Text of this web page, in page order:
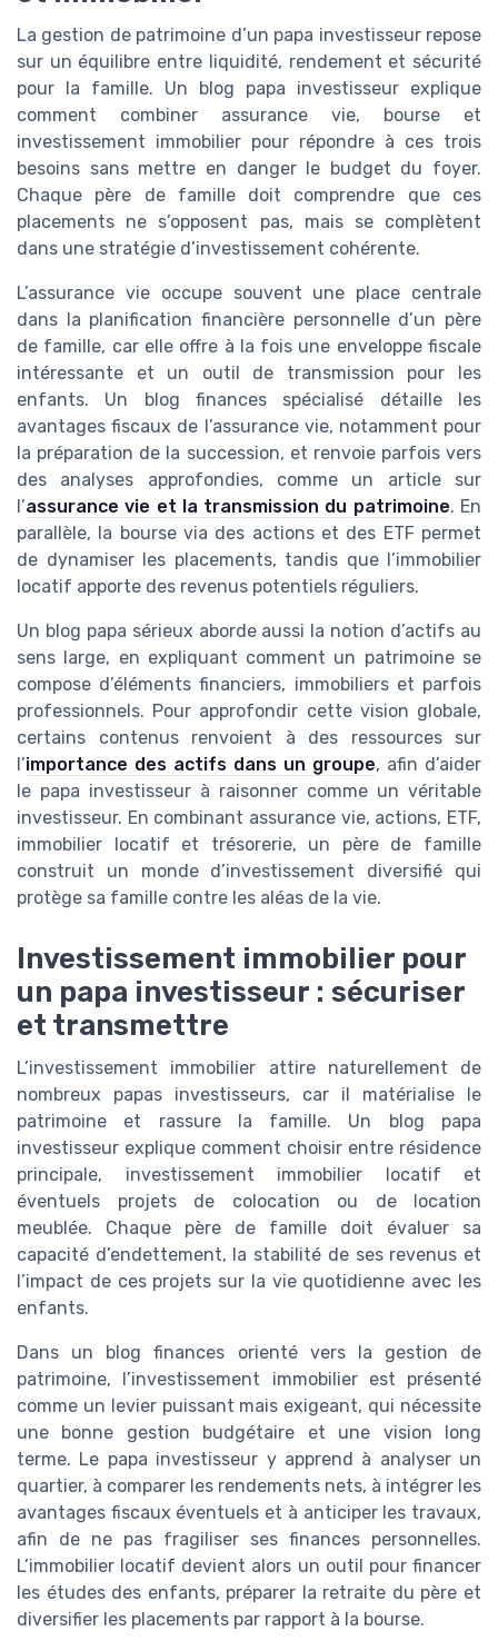
La gestion de patrimoine d’un papa investisseur repose
sur un équilibre entre liquidité, rendement et sécurité
pour la famille. Un blog papa investisseur explique
comment combiner assurance vie, bourse et
investissement immobilier pour répondre à ces trois
besoins sans mettre en danger le budget du foyer.
Chaque père de famille doit comprendre que ces
placements ne s’opposent pas, mais se complètent
dans une stratégie d’investissement cohérente.
L’assurance vie occupe souvent une place centrale
dans la planification financière personnelle d’un père
de famille, car elle offre à la fois une enveloppe fiscale
intéressante et un outil de transmission pour les
enfants. Un blog finances spécialisé détaille les
avantages fiscaux de l’assurance vie, notamment pour
la préparation de la succession, et renvoie parfois vers
des analyses approfondies, comme un article sur
l’assurance vie et la transmission du patrimoine. En
parallèle, la bourse via des actions et des ETF permet
de dynamiser les placements, tandis que l’immobilier
locatif apporte des revenus potentiels réguliers.
Un blog papa sérieux aborde aussi la notion d’actifs au
sens large, en expliquant comment un patrimoine se
compose d’éléments financiers, immobiliers et parfois
professionnels. Pour approfondir cette vision globale,
certains contenus renvoient à des ressources sur
l’importance des actifs dans un groupe, afin d’aider
le papa investisseur à raisonner comme un véritable
investisseur. En combinant assurance vie, actions, ETF,
immobilier locatif et trésorerie, un père de famille
construit un monde d’investissement diversifié qui
protège sa famille contre les aléas de la vie.
Investissement immobilier pour
un papa investisseur : sécuriser
et transmettre
L’investissement immobilier attire naturellement de
nombreux papas investisseurs, car il matérialise le
patrimoine et rassure la famille. Un blog papa
investisseur explique comment choisir entre résidence
principale, investissement immobilier locatif et
éventuels projets de colocation ou de location
meublée. Chaque père de famille doit évaluer sa
capacité d’endettement, la stabilité de ses revenus et
l’impact de ces projets sur la vie quotidienne avec les
enfants.
Dans un blog finances orienté vers la gestion de
patrimoine, l’investissement immobilier est présenté
comme un levier puissant mais exigeant, qui nécessite
une bonne gestion budgétaire et une vision long
terme. Le papa investisseur y apprend à analyser un
quartier, à comparer les rendements nets, à intégrer les
avantages fiscaux éventuels et à anticiper les travaux,
afin de ne pas fragiliser ses finances personnelles.
L’immobilier locatif devient alors un outil pour financer
les études des enfants, préparer la retraite du père et
diversifier les placements par rapport à la bourse.